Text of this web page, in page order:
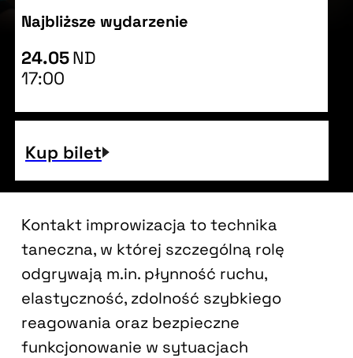
24.05ND
17:00
Kup bilet
Najbliższe wydarzenie
Kontakt improwizacja to technika
taneczna, w której szczególną rolę
odgrywają m.in. płynność ruchu,
elastyczność, zdolność szybkiego
reagowania oraz bezpieczne
funkcjonowanie w sytuacjach